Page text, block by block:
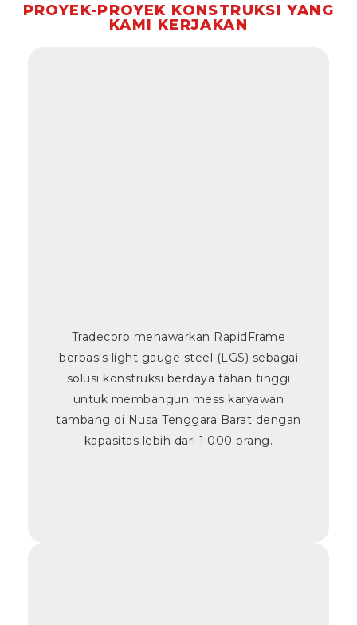
PROYEK-PROYEK KONSTRUKSI YANG
KAMI KERJAKAN
Tradecorp menawarkan RapidFrame
berbasis light gauge steel (LGS) sebagai
solusi konstruksi berdaya tahan tinggi
untuk membangun mess karyawan
tambang di Nusa Tenggara Barat dengan
kapasitas lebih dari 1.000 orang.